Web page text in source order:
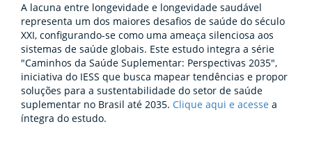
A lacuna entre longevidade e longevidade saudável
representa um dos maiores desafios de saúde do século
XXI, configurando-se como uma ameaça silenciosa aos
sistemas de saúde globais. Este estudo integra a série
"Caminhos da Saúde Suplementar: Perspectivas 2035",
iniciativa do IESS que busca mapear tendências e propor
soluções para a sustentabilidade do setor de saúde
suplementar no Brasil até 2035. Clique aqui e acesse a
íntegra do estudo.